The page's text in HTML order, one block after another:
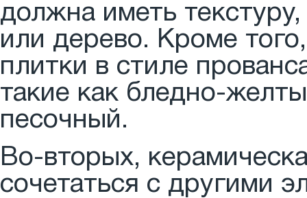
должна иметь
или дерево. Кроме
плитки в стиле
такие как бледно-
песочный.
Во-вторых,
сочетаться с другими